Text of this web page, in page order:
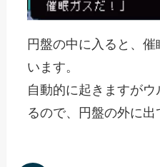
円盤の中に入ると、
います。
自動的に起きますが
るので、円盤の外に出